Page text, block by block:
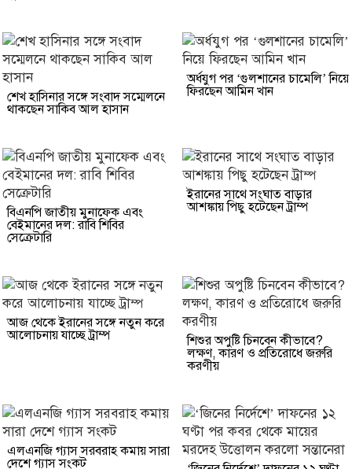
শেখ হাসিনার সঙ্গে সংবাদ সম্মেলনে
থাকছেন সাকিব আল হাসান
অর্ধযুগ পর ‘গুলশানের চামেলি’ নিয়ে
ফিরছেন আমিন খান
বিএনপি জাতীয় মুনাফেক এবং
বেইমানের দল: রাবি শিবির
সেক্রেটারি
ইরানের সাথে সংঘাত বাড়ার
আশঙ্কায় পিছু হটেছেন ট্রাম্প
আজ থেকে ইরানের সঙ্গে নতুন করে
আলোচনায় যাচ্ছে ট্রাম্প
শিশুর অপুষ্টি চিনবেন কীভাবে?
লক্ষণ, কারণ ও প্রতিরোধে জরুরি
করণীয়
এলএনজি গ্যাস সরবরাহ কমায় সারা
দেশে গ্যাস সংকট